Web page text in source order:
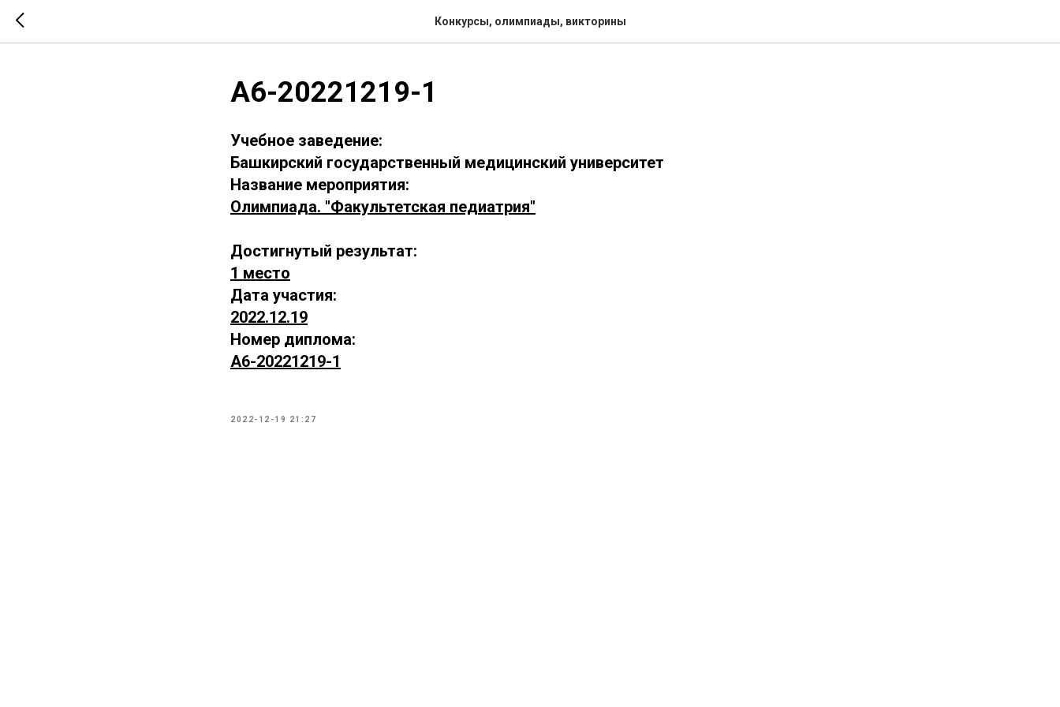
Конкурсы, олимпиады, викторины
А6-20221219-1
Учебное заведение:
Башкирский государственный медицинский университет
Название мероприятия:
Олимпиада. "Факультетская педиатрия"
Достигнутый результат:
1 место
Дата участия:
2022.12.19
Номер диплома:
А6-20221219-1
2022-12-19 21:27